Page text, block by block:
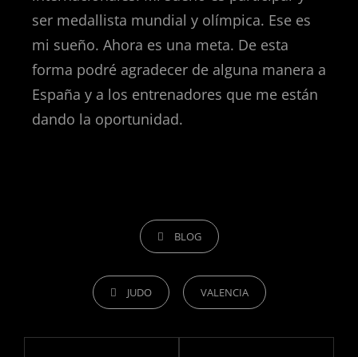
ser medallista mundial y olímpica. Ese es
mi sueño. Ahora es una meta. De esta
forma podré agradecer de alguna manera a
España y a los entrenadores que me están
dando la oportunidad.
BLOG
JUDO VALENCIA